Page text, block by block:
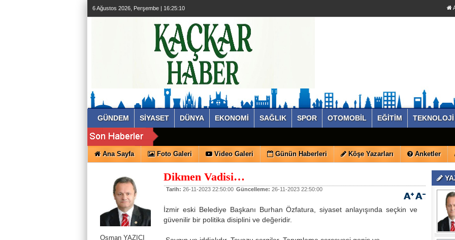
6 Ağustos 2026, Perşembe | 16:25:10
GÜNDEM SİYASET DÜNYA EKONOMİ SAĞLIK SPOR OTOMOBİL EĞİTİM TEKNOLOJİ
Ana Sayfa Foto Galeri Video Galeri Günün Haberleri Köşe Yazarları Anketler
Osman YAZICI
Dikmen Vadisi…
Tarih: 26-11-2023 22:50:00 Güncelleme: 26-11-2023 22:50:00
İzmir eski Belediye Başkanı Burhan Özfatura, siyaset anlayışında seçkin ve
güvenilir bir politika disiplini ve değeridir.